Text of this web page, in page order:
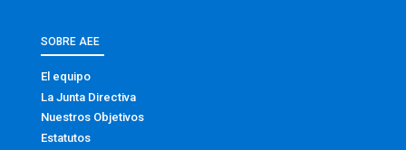
SOBRE AEE
El equipo
La Junta Directiva
Nuestros Objetivos
Estatutos